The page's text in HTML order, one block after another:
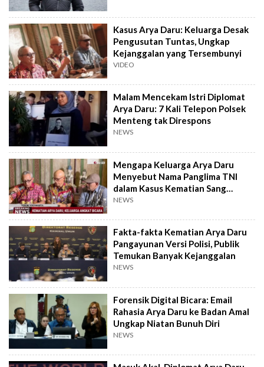
Kasus Arya Daru: Keluarga Desak
Pengusutan Tuntas, Ungkap
Kejanggalan yang Tersembunyi
VIDEO
Malam Mencekam Istri Diplomat
Arya Daru: 7 Kali Telepon Polsek
Menteng tak Direspons
NEWS
Mengapa Keluarga Arya Daru
Menyebut Nama Panglima TNI
dalam Kasus Kematian Sang
Diplomat?
NEWS
Fakta-fakta Kematian Arya Daru
Pangayunan Versi Polisi, Publik
Temukan Banyak Kejanggalan
NEWS
Forensik Digital Bicara: Email
Rahasia Arya Daru ke Badan Amal
Ungkap Niatan Bunuh Diri
NEWS